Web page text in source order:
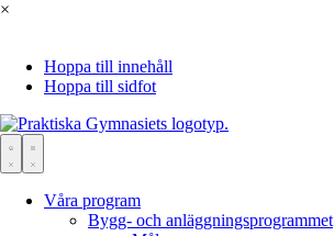
×
Hoppa till innehåll
Hoppa till sidfot
Våra program
Bygg- och anläggningsprogrammet